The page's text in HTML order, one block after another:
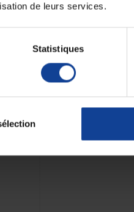
de leurs services.
Statistiques
20G